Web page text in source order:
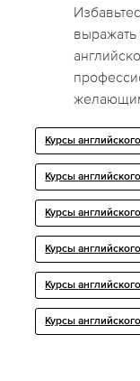
Курсы
Курсы
Курсы
Курсы
Курсы
Курсы